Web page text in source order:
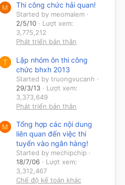
M Thi công chức hải quan!
Started by meomalem
2/5/10
Lượt xem:
3,775,212
Phát triển bản thân
T
Lập nhóm ôn thi công
chức bhxh 2013
Started by truongvucanh
29/3/13
Lượt xem:
3,373,649
Phát triển bản thân
M
Tổng hợp các nội dung
liên quan đến việc thi
tuyển vào ngân hàng!
Started by mechipchip
18/7/06
Lượt xem:
3,312,467
Chế độ kế toán khác